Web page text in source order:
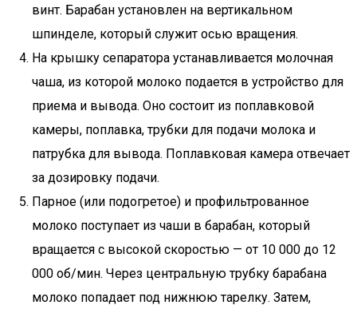
винт. Барабан установлен на вертикальном
шпинделе, который служит осью вращения.
На крышку сепаратора устанавливается молочная
чаша, из которой молоко подается в устройство для
приема и вывода. Оно состоит из поплавковой
камеры, поплавка, трубки для подачи молока и
патрубка для вывода. Поплавковая камера отвечает
за дозировку подачи.
Парное (или подогретое) и профильтрованное
молоко поступает из чаши в барабан, который
вращается с высокой скоростью — от 10 000 до 12
000 об/мин. Через центральную трубку барабана
молоко попадает под нижнюю тарелку. Затем,